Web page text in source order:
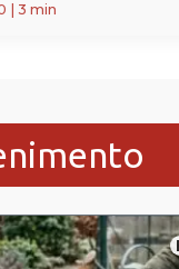
3 min